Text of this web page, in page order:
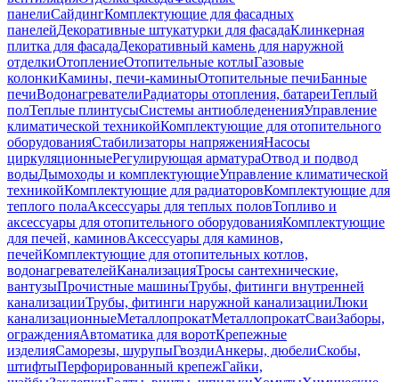
панелиСайдингКомплектующие для фасадных
панелейДекоративные штукатурки для фасадаКлинкерная
плитка для фасадаДекоративный камень для наружной
отделкиОтоплениеОтопительные котлыГазовые
колонкиКамины, печи-каминыОтопительные печиБанные
печиВодонагревателиРадиаторы отопления, батареиТеплый
полТеплые плинтусыСистемы антиобледененияУправление
климатической техникойКомплектующие для отопительного
оборудованияСтабилизаторы напряженияНасосы
циркуляционныеРегулирующая арматураОтвод и подвод
водыДымоходы и комплектующиеУправление климатической
техникойКомплектующие для радиаторовКомплектующие для
теплого полаАксессуары для теплых половТопливо и
аксессуары для отопительного оборудованияКомплектующие
для печей, каминовАксессуары для каминов,
печейКомплектующие для отопительных котлов,
водонагревателейКанализацияТросы сантехнические,
вантузыПрочистные машиныТрубы, фитинги внутренней
канализацииТрубы, фитинги наружной канализацииЛюки
канализационныеМеталлопрокатМеталлопрокатСваиЗаборы,
огражденияАвтоматика для воротКрепежные
изделияСаморезы, шурупыГвоздиАнкеры, дюбелиСкобы,
штифтыПерфорированный крепежГайки,